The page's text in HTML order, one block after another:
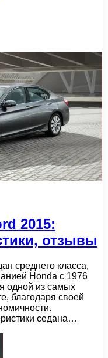
2015:
отзывы
среднего класса,
Honda с 1976
одной из самых
благодаря своей
седана…